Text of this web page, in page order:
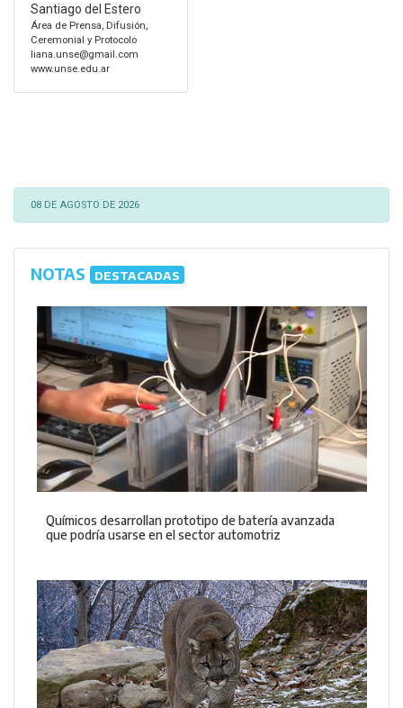
Santiago del Estero
Área de Prensa, Difusión,
Ceremonial y Protocolo
liana.unse@gmail.com
www.unse.edu.ar
08 DE AGOSTO DE 2026
NOTAS DESTACADAS
Químicos desarrollan prototipo de batería avanzada
que podría usarse en el sector automotriz